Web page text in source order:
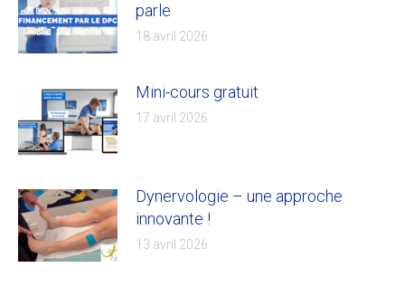
parle
18 avril 2026
Mini-cours gratuit
17 avril 2026
Dynervologie – une approche
innovante !
13 avril 2026